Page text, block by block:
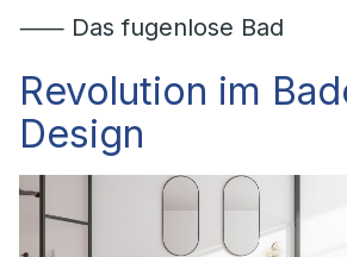
⸺ Das fugenlose Bad
Revolution im
Design